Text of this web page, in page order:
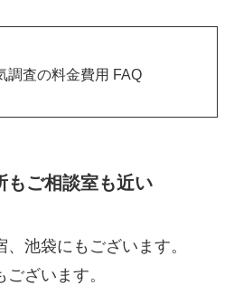
調査の料金費用 FAQ
もご相談室も近い
池袋にもございます。
ざいます。